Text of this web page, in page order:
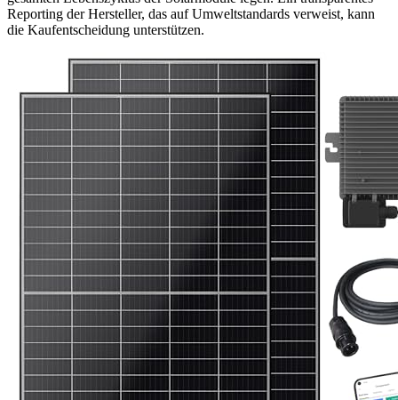
Reporting der Hersteller, das auf Umweltstandards verweist, kann
die Kaufentscheidung unterstützen.